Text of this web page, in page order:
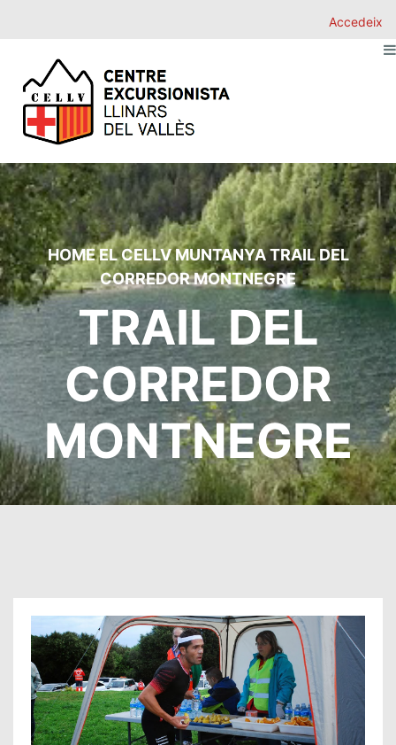
Accedeix
HOMEEL CELLV MUNTANYA TRAIL DEL
CORREDOR MONTNEGRE
TRAIL DEL
CORREDOR
MONTNEGRE